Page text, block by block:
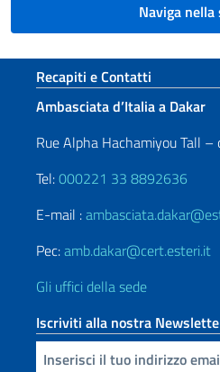
Naviga nella
Sezione footer
Recapiti e Contatti
Ambasciata d’Italia a Dakar
Rue Alpha Hachamiyou Tall
Tel:000221 33 8892636
E-mail :
Pec:amb.dakar@cert.esteri.it
Gli uffici della sede
Iscriviti alla nostra
Inserisci la tua email